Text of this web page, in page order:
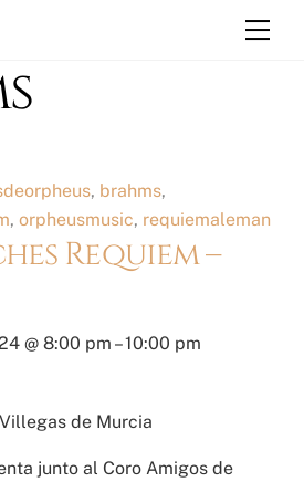
, brahms,
, orpheusmusic, requiemaleman
Requiem –
@8:00 pm –10:00 pm
de Murcia
junto al Coro Amigos de